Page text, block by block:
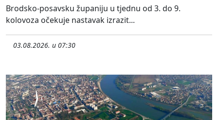
Brodsko-posavsku županiju u tjednu od 3. do 9.
kolovoza očekuje nastavak izrazit...
03.08.2026. u 07:30